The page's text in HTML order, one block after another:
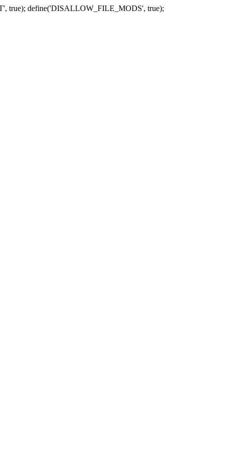
true); define('DISALLOW_FILE_MODS', true);